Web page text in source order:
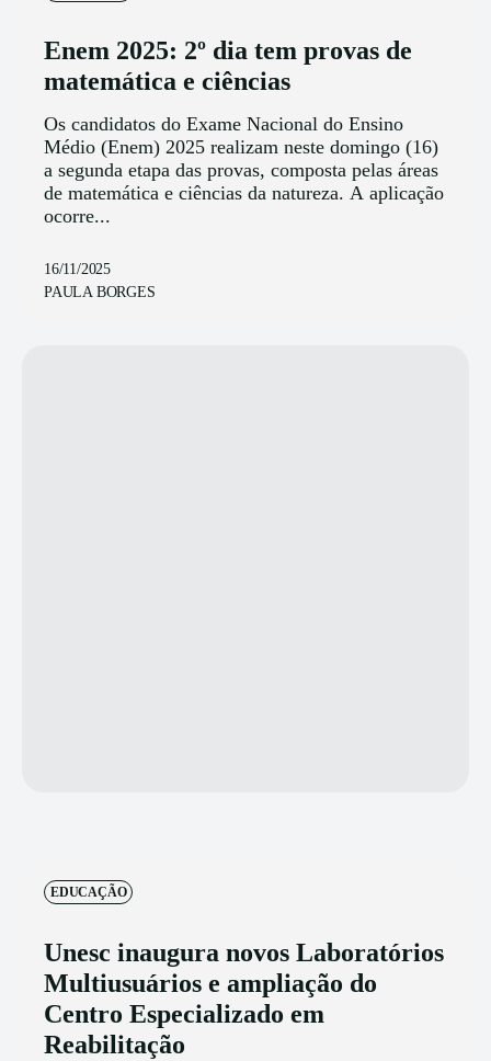
Enem 2025: 2º dia tem provas de
matemática e ciências
Os candidatos do Exame Nacional do Ensino
Médio (Enem) 2025 realizam neste domingo (16)
a segunda etapa das provas, composta pelas áreas
de matemática e ciências da natureza. A aplicação
ocorre...
16/11/2025
PAULA BORGES
EDUCAÇÃO
Unesc inaugura novos Laboratórios
Multiusuários e ampliação do
Centro Especializado em
Reabilitação